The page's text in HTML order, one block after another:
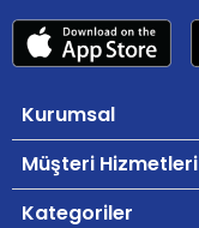
Kurumsal
Müşteri Hizmetleri
Kategoriler